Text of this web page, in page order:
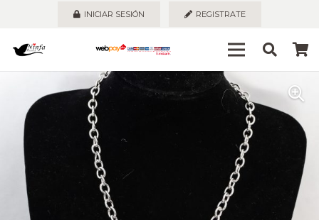
INICIAR SESIÓN REGISTRATE